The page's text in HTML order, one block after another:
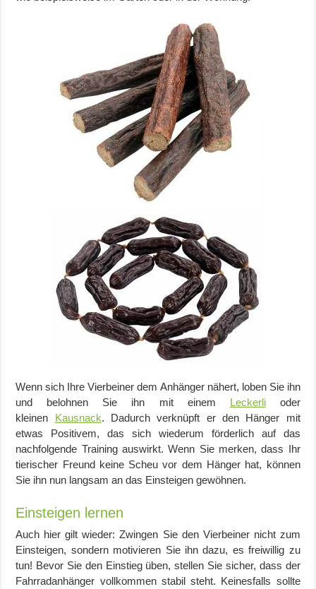
Wenn sich IhreVierbeiner dem Anhänger nähert, loben Sie ihn
und belohnen Sie ihn mit einem Leckerlioder
kleinen Kausnack. Dadurch verknüpft er den Hänger mit
etwas Positivem, das sich wiederum förderlich auf das
nachfolgende Training auswirkt. Wenn Sie merken, dass Ihr
tierischer Freund keine Scheu vor dem Hänger hat, können
Sie ihn nun langsam an das Einsteigen gewöhnen.
Einsteigen lernen
Auch hier gilt wieder: Zwingen Sie den Vierbeiner nicht zum
Einsteigen, sondern motivieren Sie ihn dazu, es freiwillig zu
tun! Bevor Sie den Einstieg üben, stellen Sie sicher, dass der
Fahrradanhänger vollkommen stabil steht. Keinesfalls sollte